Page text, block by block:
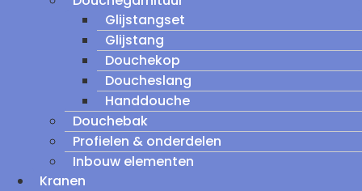
Glijstangset
Glijstang
Douchekop
Doucheslang
Handdouche
Douchebak
Profielen & onderdelen
Inbouw elementen
Kranen